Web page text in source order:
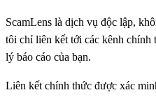
ScamLens là dịch vụ độc lập,
tôi chỉ liên kết tới các kênh
lý báo cáo của bạn.
Liên kết chính thức được xác